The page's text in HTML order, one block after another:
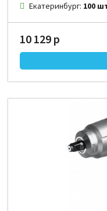
Екатеринбург: 100
10 129 р